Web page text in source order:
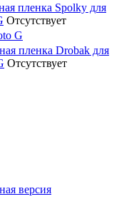
пленка Spolky для
Отсутствует
G
пленка Drobak для
Отсутствует
версия